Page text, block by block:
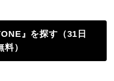
』を探す（31日
料）